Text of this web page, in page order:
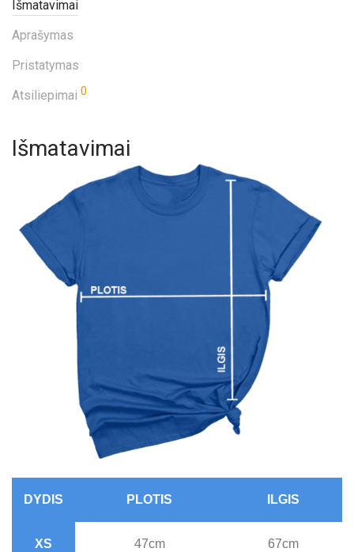
Išmatavimai
Aprašymas
Pristatymas
Atsiliepimai 0
Išmatavimai
DYDIS PLOTIS ILGIS
XS 47cm 67cm